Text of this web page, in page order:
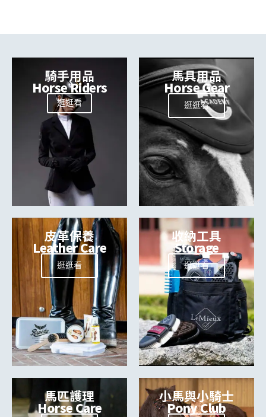
騎手用品
Horse Riders
逛逛看
馬具用品
Horse Gear
逛逛看
皮革保養
Leather Care
逛逛看
收納工具
Storage
逛逛看
馬匹護理
Horse Care
小馬與小騎士
Pony Club